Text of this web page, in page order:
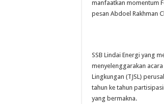
manfaatkan momentum
pesan Abdoel Rakhman
SSB Lindai Energi yang
menyelenggarakan
Lingkungan (TJSL)
tahun ke tahun
yang bermakna.